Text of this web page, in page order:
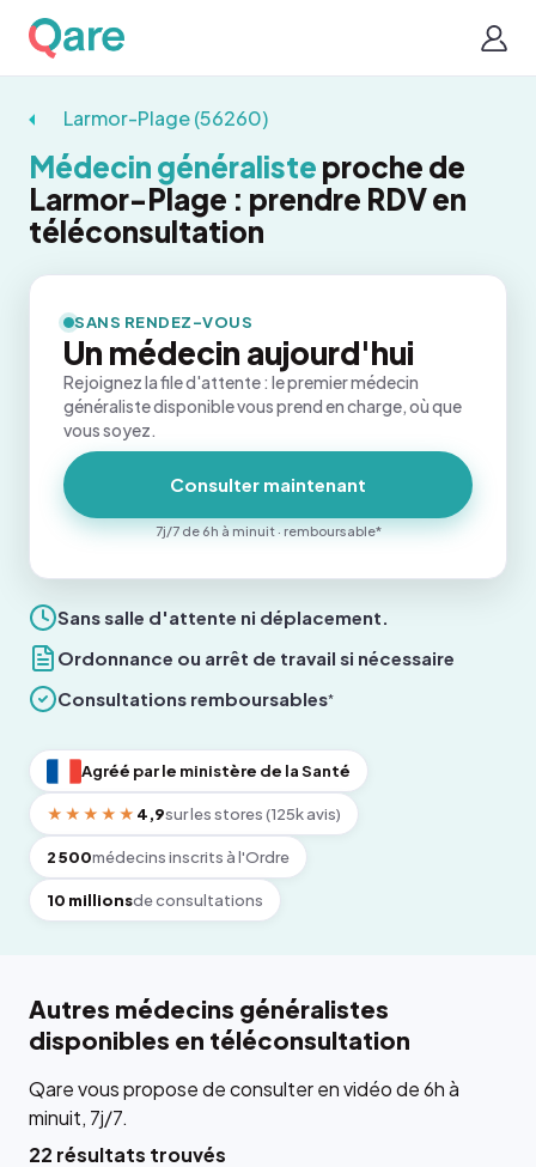
Larmor-Plage (56260)
Médecin généraliste proche de
Larmor-Plage : prendre RDV en
téléconsultation
Sans salle d'attente ni déplacement.
Ordonnance ou arrêt de travail si nécessaire
Consultations remboursables*
Agréé par le ministère de la Santé
★★★★★ 4,9sur les stores (125k avis)
2 500médecins inscrits à l'Ordre
10 millionsde consultations
SANS RENDEZ-VOUS
Un médecin aujourd'hui
Rejoignez la file d'attente : le premier médecin
généraliste disponible vous prend en charge, où que
vous soyez.
Consulter maintenant
7j/7 de 6h à minuit · remboursable*
Autres médecins généralistes
disponibles en téléconsultation
Qare vous propose de consulter en vidéo de 6h à
minuit, 7j/7.
22 résultats trouvés